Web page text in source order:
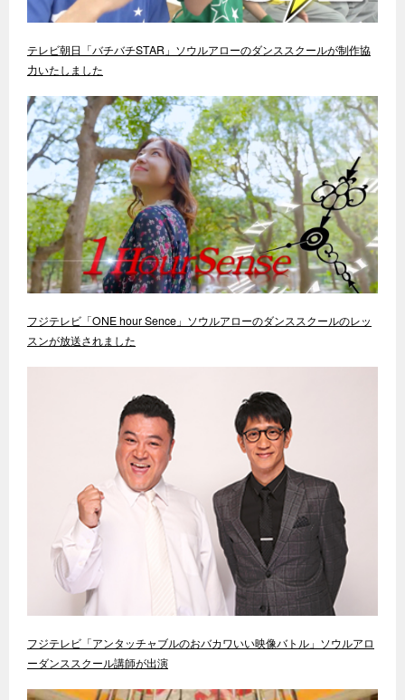
テレビ朝日「バチバチSTAR」ソウルアローのダンススクールが制作協
力いたしました
フジテレビ「ONE hour Sence」ソウルアローのダンススクールのレッ
スンが放送されました
フジテレビ「アンタッチャブルのおバカワいい映像バトル」ソウルアロ
ーダンススクール講師が出演